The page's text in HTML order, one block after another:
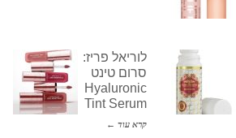
לוריאל פריז:
סרום טינט
Hyaluronic
Tint Serum
קרא עוד ←